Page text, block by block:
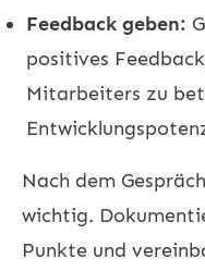
Feedback geben:
positives
Mitarbeiters zu
Nach dem
wichtig.
Punkte und